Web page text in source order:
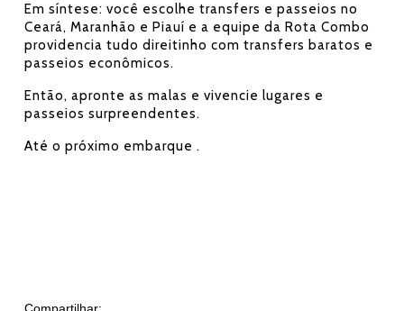
Em síntese: você escolhe transfers e passeios no
Ceará, Maranhão e Piauí e a equipe da Rota Combo
providencia tudo direitinho com transfers baratos e
passeios econômicos.
Então, apronte as malas e vivencie lugares e
passeios surpreendentes.
Até o próximo embarque .